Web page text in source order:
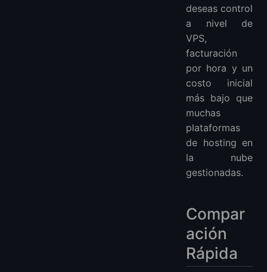
deseas control
a nivel de
VPS,
facturación
por hora y un
costo inicial
más bajo que
muchas
plataformas
de hosting en
la nube
gestionadas.
Compar
ación
Rápida